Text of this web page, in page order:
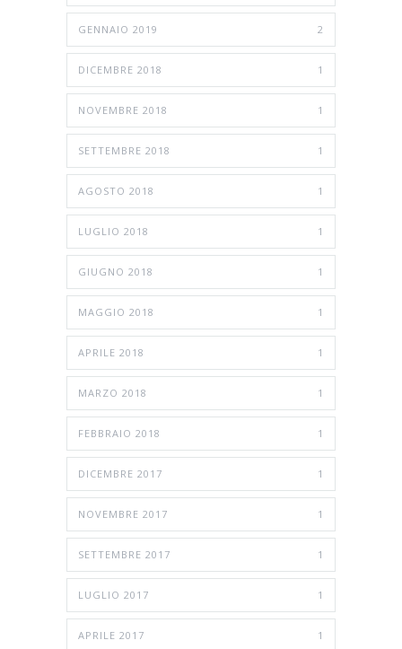
GENNAIO 2019 2
DICEMBRE 2018 1
NOVEMBRE 2018 1
SETTEMBRE 2018 1
AGOSTO 2018 1
LUGLIO 2018 1
GIUGNO 2018 1
MAGGIO 2018 1
APRILE 2018 1
MARZO 2018 1
FEBBRAIO 2018 1
DICEMBRE 2017 1
NOVEMBRE 2017 1
SETTEMBRE 2017 1
LUGLIO 2017 1
APRILE 2017 1